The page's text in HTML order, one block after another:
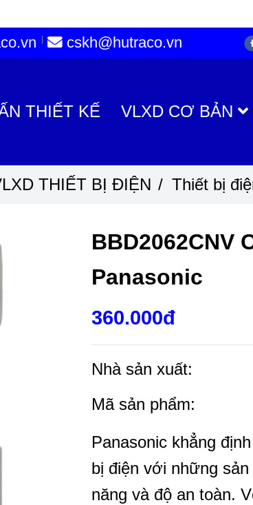
cskh@hutraco.vn
THIẾT KẾ VLXD CƠ BẢN
THIẾT BỊ ĐIỆN / Thiết bị
BBD2062CNV
Panasonic
360.000đ
Nhà sản xuất:
Mã sản phẩm:
Panasonic khẳng
bị điện với những
năng và độ an toàn.